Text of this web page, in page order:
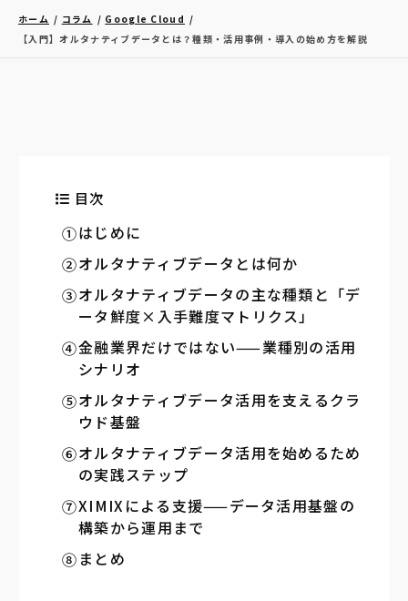
ホーム コラム
Google Cloud
【入門】オルタナティブデータとは？種類・活用事例・導入の始め方を解説
目次
はじめに
オルタナティブデータとは何か
オルタナティブデータの主な種類と「デ
ータ鮮度×入手難度マトリクス」
金融業界だけではない——業種別の活用
シナリオ
オルタナティブデータ活用を支えるクラ
ウド基盤
オルタナティブデータ活用を始めるため
の実践ステップ
XIMIXによる支援——データ活用基盤の
構築から運用まで
まとめ